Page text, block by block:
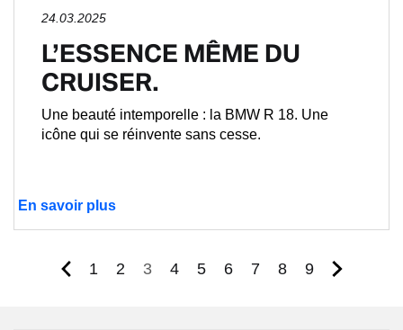
24.03.2025
L’ESSENCE MÊME DU
CRUISER.
Une beauté intemporelle : la BMW R 18. Une
icône qui se réinvente sans cesse.
En savoir plus
Page
1 Page
2
Page
3 Page
4 Page
5 Page
6 Page
7 Page
8 Page
9